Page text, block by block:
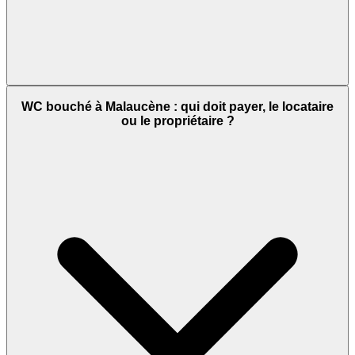
WC bouché à Malaucène : qui doit payer, le locataire
ou le propriétaire ?